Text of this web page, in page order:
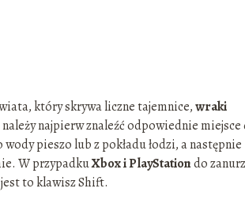
który skrywa liczne tajemnice,wraki
najpierw znaleźć odpowiednie miejsce
pieszo lub z pokładu łodzi, a następnie
W przypadkuXbox i PlayStationdo
jest to klawisz Shift.